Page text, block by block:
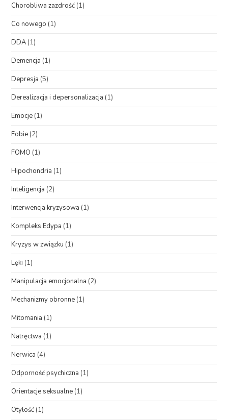
Chorobliwa zazdrość (1)
Co nowego (1)
DDA (1)
Demencja (1)
Depresja (5)
Derealizacja i depersonalizacja (1)
Emocje (1)
Fobie (2)
FOMO (1)
Hipochondria (1)
Inteligencja (2)
Interwencja kryzysowa (1)
Kompleks Edypa (1)
Kryzys w związku (1)
Lęki (1)
Manipulacja emocjonalna (2)
Mechanizmy obronne (1)
Mitomania (1)
Natręctwa (1)
Nerwica (4)
Odporność psychiczna (1)
Orientacje seksualne (1)
Otyłość (1)